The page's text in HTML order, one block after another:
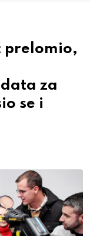
prelomio,
za
se i